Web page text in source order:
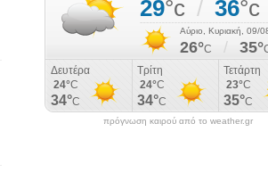
πρόγνωση καιρού από το weather.gr